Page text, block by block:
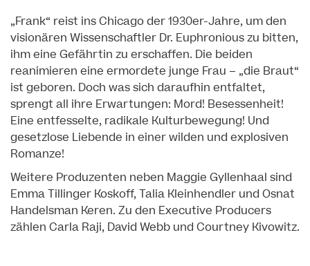
„Frank“ reist ins Chicago der 1930er-Jahre, um den
visionären Wissenschaftler Dr. Euphronious zu bitten,
ihm eine Gefährtin zu erschaffen. Die beiden
reanimieren eine ermordete junge Frau – „die Braut“
ist geboren. Doch was sich daraufhin entfaltet,
sprengt all ihre Erwartungen: Mord! Besessenheit!
Eine entfesselte, radikale Kulturbewegung! Und
gesetzlose Liebende in einer wilden und explosiven
Romanze!
Weitere Produzenten neben Maggie Gyllenhaal sind
Emma Tillinger Koskoff, Talia Kleinhendler und Osnat
Handelsman Keren. Zu den Executive Producers
zählen Carla Raji, David Webb und Courtney Kivowitz.